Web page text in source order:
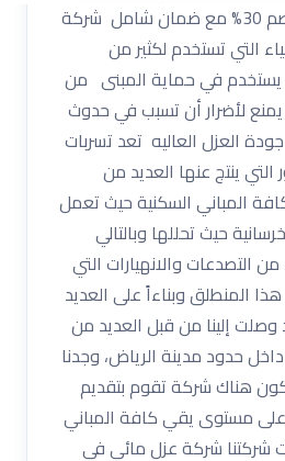
العزل العالمية مع خصم 30% مع ضمان شامل شركة
التي تستخدم لكثير من
يستخدم في حماية المبنى من
يمنع لأضرار أن تسبب في حدوث
العزل العاليه تعد تسربات
التي ينتج عنها العديد من
المباني السكنية حيث تعمل
حيث تحللها وبالتالي
التصدعات والانهيارات التي
المنطلق وبناءاً على العديد
إلينا من قبل العديد من
حدود مدينة الرياض، وجدنا
هناك شركة تقوم بتقديم
مستوى يقي كافة المباني
شركتنا شركة عزل مائي فى